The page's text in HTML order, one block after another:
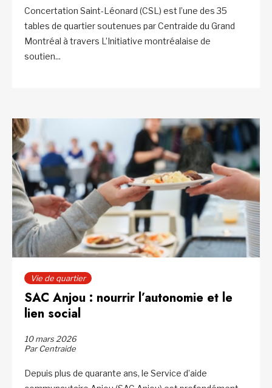
Concertation Saint-Léonard (CSL) est l’une des 35
tables de quartier soutenues par Centraide du Grand
Montréal à travers L’Initiative montréalaise de
soutien...
Vie de quartier
SAC Anjou : nourrir l’autonomie et le
lien social
10 mars 2026
Par Centraide
Depuis plus de quarante ans, le Service d’aide